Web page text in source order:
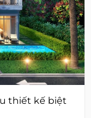
thiết kế biệt